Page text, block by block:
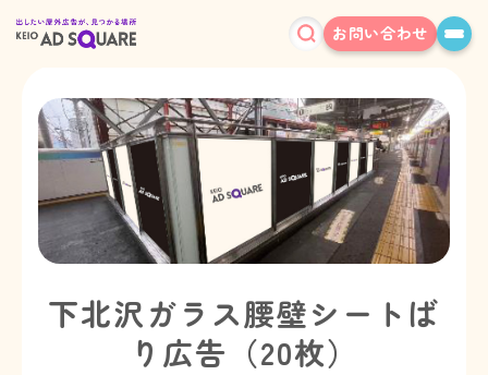
お問い合わせ
下北沢ガラス腰壁シートば
り広告（20枚）